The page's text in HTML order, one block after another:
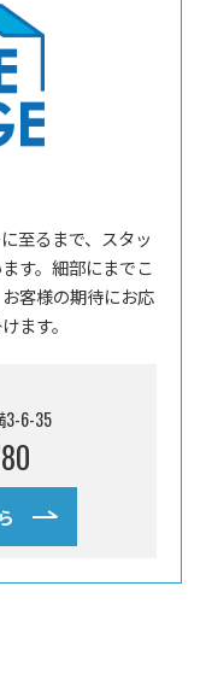
至るまで、スタッ
す。細部にまでこ
客様の期待にお応
ます。
6-35